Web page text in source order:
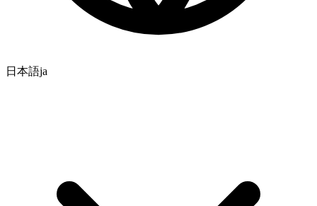
日本語ja